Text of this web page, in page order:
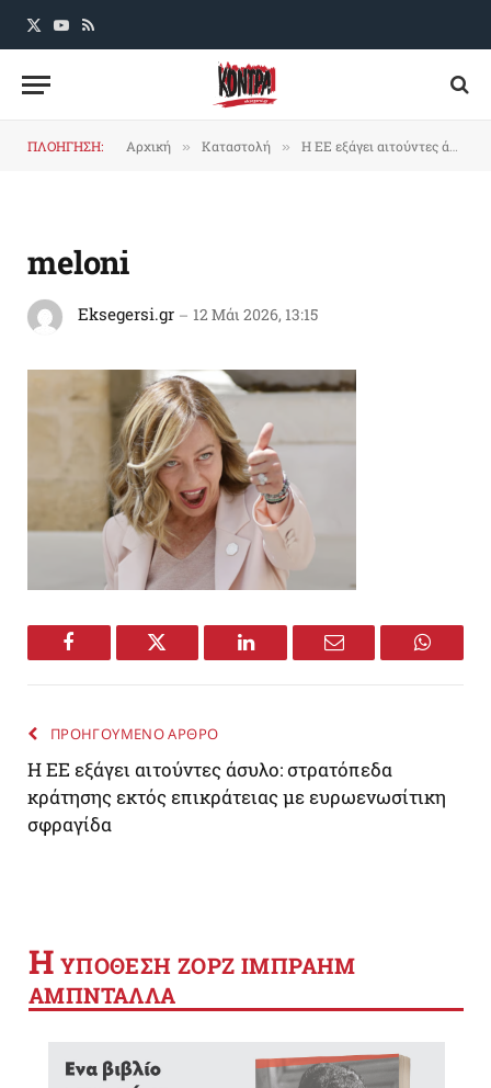
X
YouTube
RSS
ΠΛΟΗΓΗΣΗ: Αρχική » Καταστολή » Η ΕΕ εξάγει αιτούντες άσυλο: στρατόπεδα κράτησης εκτός επικράτειας με ευρωενωσίτικη σφραγίδα
meloni
Eksegersi.gr 12 Μάι 2026, 13:15
Facebook Twitter LinkedIn Email
ΠΡΟΗΓΟΥΜΕΝΟ ΑΡΘΡΟ
Η ΕΕ εξάγει αιτούντες άσυλο: στρατόπεδα
κράτησης εκτός επικράτειας με ευρωενωσίτικη
σφραγίδα
Η YΠΟΘΕΣΗ ΖΟΡΖ ΙΜΠΡΑΗΜ
ΑΜΠΝΤΑΛΛΑ